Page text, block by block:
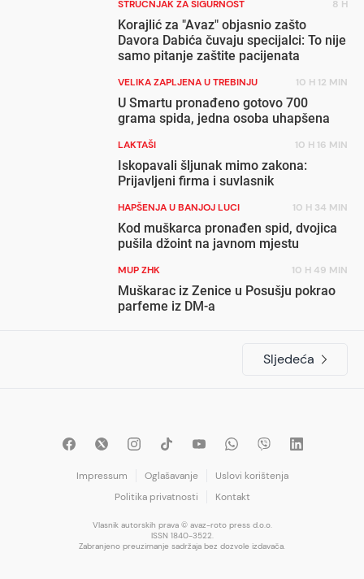
STRUČNJAK ZA SIGURNOST 8 H
Korajlić za "Avaz" objasnio zašto
Davora Dabića čuvaju specijalci: To nije
samo pitanje zaštite pacijenata
VELIKA ZAPLJENA U TREBINJU 10 H 12 MIN
U Smartu pronađeno gotovo 700
grama spida, jedna osoba uhapšena
LAKTAŠI 10 H 16 MIN
Iskopavali šljunak mimo zakona:
Prijavljeni firma i suvlasnik
HAPŠENJA U BANJOJ LUCI 10 H 34 MIN
Kod muškarca pronađen spid, dvojica
pušila džoint na javnom mjestu
MUP ZHK 10 H 49 MIN
Muškarac iz Zenice u Posušju pokrao
parfeme iz DM-a
Sljedeća
Impressum Oglašavanje
Uslovi korištenja
Politika privatnosti
Kontakt
Vlasnik autorskih prava © avaz-roto press d.o.o.
ISSN 1840-3522.
Zabranjeno preuzimanje sadržaja bez dozvole izdavača.